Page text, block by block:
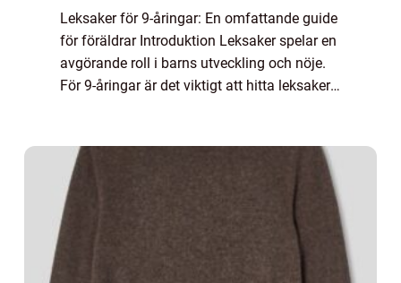
Leksaker för 9-åringar: En omfattande guide
för föräldrar Introduktion Leksaker spelar en
avgörande roll i barns utveckling och nöje.
För 9-åringar är det viktigt att hitta leksaker